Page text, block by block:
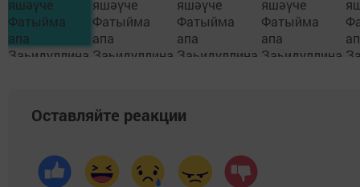
Оставляйте реакции